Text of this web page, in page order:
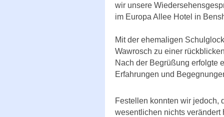
wir unsere
im Europa Allee Hotel in
Mit der ehemaligen
Wawrosch zu einer
Nach der Begrüßung erfolgte
Erfahrungen und
Festellen konnten wir jedoch,
wesentlichen nichts verändert